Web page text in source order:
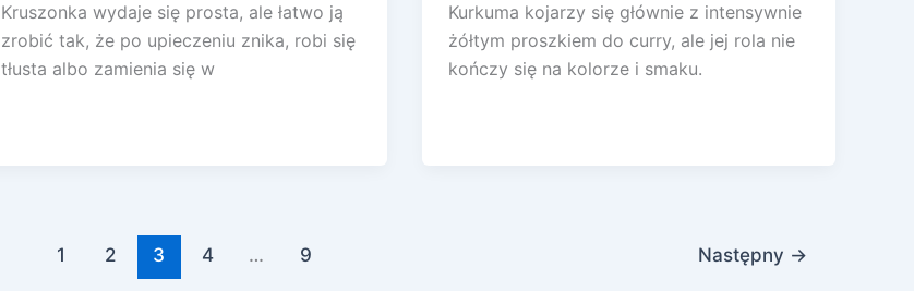
Kruszonka wydaje się prosta, ale łatwo ją
zrobić tak, że po upieczeniu znika, robi się
tłusta albo zamienia się w
Kurkuma kojarzy się głównie z intensywnie
żółtym proszkiem do curry, ale jej rola nie
kończy się na kolorze i smaku.
1 2 3 4 … 9 Następny →